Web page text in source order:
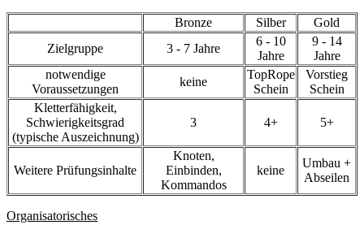
Bronze Silber
Gold
Zielgruppe
3 - 7 Jahre
6 - 10
Jahre
9 - 14
Jahre
notwendige
Voraussetzungen
keine
TopRope
Schein
Vorstieg
Schein
Kletterfähigkeit,
Schwierigkeitsgrad
(typische Auszeichnung)
3 4+ 5+
Weitere Prüfungsinhalte
Knoten,
Einbinden,
Kommandos
keine
Umbau +
Abseilen
Organisatorisches